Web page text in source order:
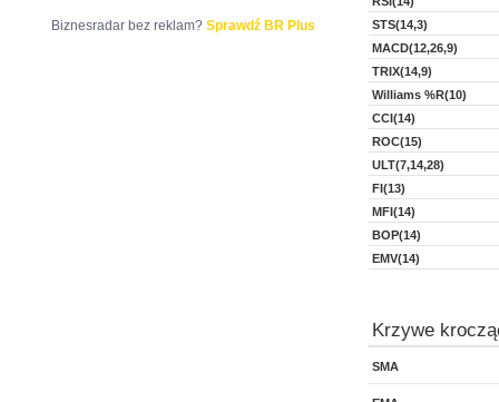
STS(14,3)
MACD(12,26,9)
TRIX(14,9)
Williams %R(10)
CCI(14)
ROC(15)
ULT(7,14,28)
FI(13)
MFI(14)
BOP(14)
EMV(14)
Krzywe
SMA
Biznesradar bez reklam? Sprawdź BR Plus